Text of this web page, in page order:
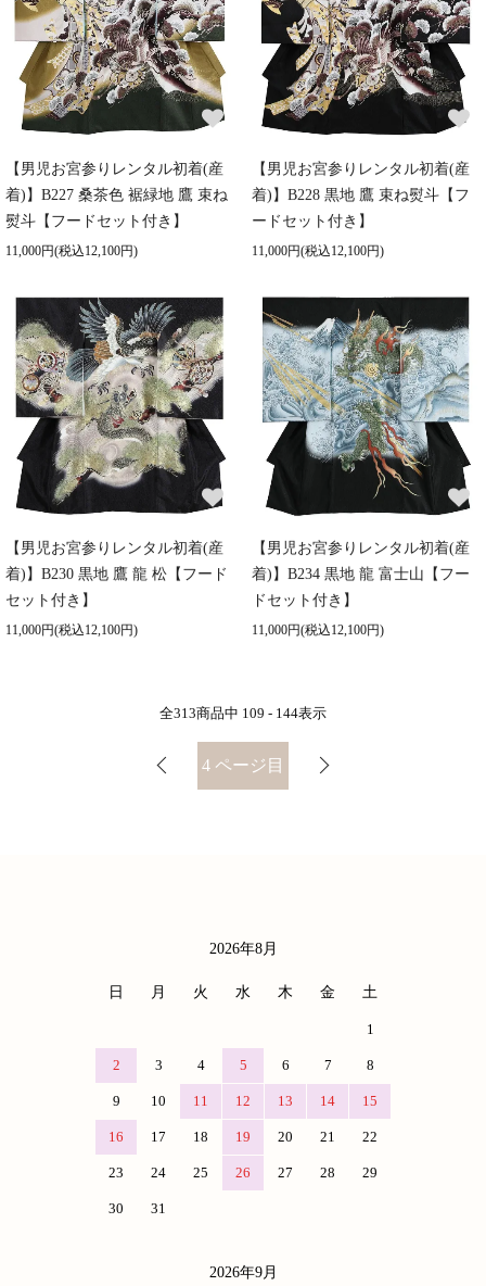
【男児お宮参りレンタル初着(産
着)】B227 桑茶色 裾緑地 鷹 束ね
熨斗【フードセット付き】
11,000円(税込12,100円)
【男児お宮参りレンタル初着(産
着)】B228 黒地 鷹 束ね熨斗【フ
ードセット付き】
11,000円(税込12,100円)
【男児お宮参りレンタル初着(産
着)】B230 黒地 鷹 龍 松【フード
セット付き】
11,000円(税込12,100円)
【男児お宮参りレンタル初着(産
着)】B234 黒地 龍 富士山【フー
ドセット付き】
11,000円(税込12,100円)
全313商品中 109 - 144表示
4 ページ目
2026年8月
日 月 火 水 木 金 土
1
2 3 4 5 6 7 8
9 10 11 12 13 14 15
16 17 18 19 20 21 22
23 24 25 26 27 28 29
30 31
2026年9月